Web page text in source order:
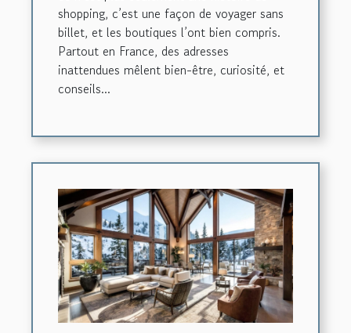
shopping, c’est une façon de voyager sans
billet, et les boutiques l’ont bien compris.
Partout en France, des adresses
inattendues mêlent bien-être, curiosité, et
conseils...